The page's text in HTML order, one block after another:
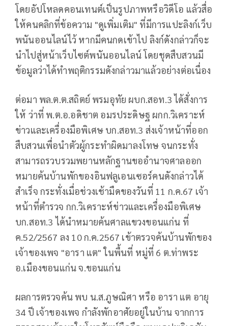
โดยอัปโหลดคอนเทนต์เป็นรูปภาพหรือวิดีโอ แล้วสื่อ
ให้คนคลิกที่ข้อความ "ดูเพิ่มเติม" ที่มีการแปะลิงก์เว็บ
พนันออนไลน์ไว้ หากมีคนกดเข้าไป ลิงก์ดังกล่าวก็จะ
นำไปสู่หน้าเว็บไซต์พนันออนไลน์ โดยชุดสืบสวนมี
ข้อมูลว่าได้ทำพฤติกรรมดังกล่าวมาแล้วอย่างต่อเนื่อง
ต่อมา พล.ต.ต.สถิตย์ พรมอุทัย ผบก.สอท.3 ได้สั่งการ
ให้ ว่าที่ พ.ต.อ.อดิชาต อมรประดิษฐ ผกก.วิเคราะห์
ข่าวและเครื่องมือพิเศษ บก.สอท.3 ส่งเจ้าหน้าที่ออก
สืบสวนเพื่อนำตัวผู้กระทำผิดมาลงโทษ จนกระทั่ง
สามารถรวบรวมพยานหลักฐานขออำนาจศาลออก
หมายค้นบ้านพักของอินฟลูเอนเซอร์คนดังกล่าวได้
สำเร็จ กระทั่งเมื่อช่วงเช้ามืดของวันที่ 11 ก.ค.67 เจ้า
หน้าที่ตำรวจ กก.วิเคราะห์ข่าวและเครื่องมือพิเศษ
บก.สอท.3 ได้นำหมายค้นศาลแขวงขอนแก่น ที่
ค.52/2567 ลง 10 ก.ค.2567 เข้าตรวจค้นบ้านพักของ
เจ้าของเพจ "อารา แต" ในพื้นที่ หมู่ที่ 6 ต.ท่าพระ
อ.เมืองขอนแก่น จ.ขอนแก่น
ผลการตรวจค้น พบ น.ส.ภูษณิศา หรือ อารา แต อายุ
34 ปี เจ้าของเพจ กำลังพักอาศัยอยู่ในบ้าน จากการ